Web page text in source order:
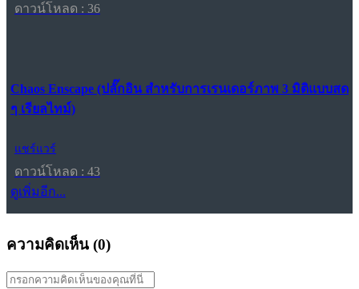
ดาวน์โหลด : 36
Chaos Enscape (ปลั๊กอิน สำหรับการเรนเดอร์ภาพ 3 มิติแบบสด
ๆ เรียลไทม์)
แชร์แวร์
ดาวน์โหลด : 43
ดูเพิ่มอีก...
ความคิดเห็น (0)